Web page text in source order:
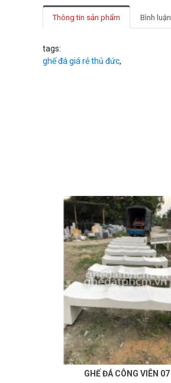
Thông tin sản phẩm Bình luận
tags:
ghế đá giá rẻ thủ đức,
GHẾ ĐÁ CÔNG VIÊN 07